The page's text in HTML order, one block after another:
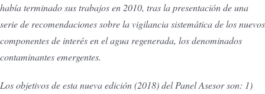
había terminado sus trabajos en 2010, tras la presentación de una
serie de recomendaciones sobre la vigilancia sistemática de los nuevos
componentes de interés en el agua regenerada, los denominados
contaminantes emergentes.
Los objetivos de esta nueva edición (2018) del Panel Asesor son: 1)